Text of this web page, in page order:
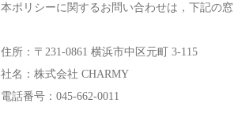
本ポリシーに関するお問い合わせは，下記の
住所：〒231-0861 横浜市中区元町 3-115
社名：株式会社 CHARMY
電話番号：045-662-0011